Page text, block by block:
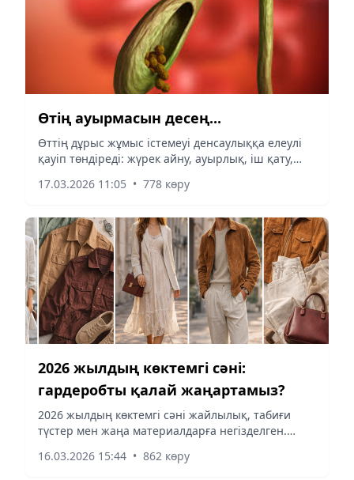
Өтің ауырмасын десең...
Өттің дұрыс жұмыс істемеуі денсаулыққа елеулі
қауіп төндіреді: жүрек айну, ауырлық, іш қату,
Бірақ күнделікті қарапайым қадамдар мен дұрыс
ауырсынудан сақтануға болады.
17.03.2026 11:05 • 778 көру
2026 жылдың көктемгі сәні:
гардеробты қалай жаңартамыз?
2026 жылдың көктемгі сәні жайлылық, табиғи
түстер мен жаңа материалдарға негізделген.
арқылы әйелдер мен ерлер гардеробын қалай
16.03.2026 15:44 • 862 көру